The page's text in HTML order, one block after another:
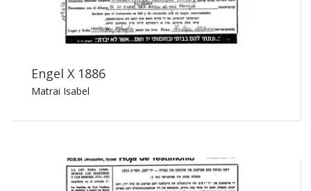
Engel X 1886
Matrai Isabel